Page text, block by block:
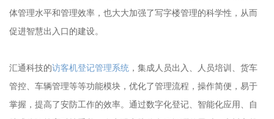
体管理水平和管理效率，也大大加强了写字楼管理的科学性，从而
促进智慧出入口的建设。
汇通科技的访客机登记管理系统 ，集成人员出入、人员培训、货车
管控、车辆管理等等功能模块，优化了管理流程，操作简便，易于
掌握，提高了安防工作的效率。通过数字化登记、智能化应用、自